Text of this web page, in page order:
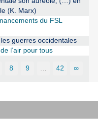
(K. Marx)
du FSL
guerres occidentales
l’air pour tous
8 9 … 42 ∞